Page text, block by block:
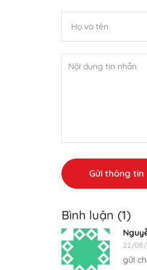
Gửi thông tin
Bình luận (1)
22/
gửi